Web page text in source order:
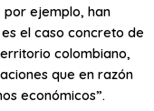
por ejemplo, han
el caso concreto de
colombiano,
que en razón
económicos”.